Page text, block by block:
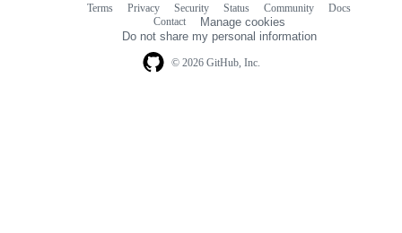
© 2026 GitHub, Inc.
Terms Privacy Security Status Community
Docs
Contact
Manage cookies
Do not share my personal information